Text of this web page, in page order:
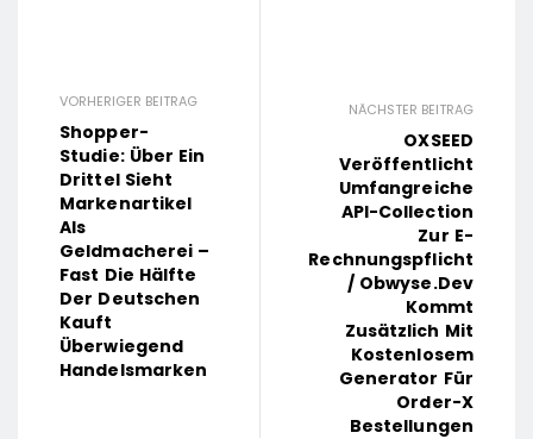
VORHERIGER BEITRAG
Shopper-
Studie: Über Ein
Drittel Sieht
Markenartikel
Als
Geldmacherei –
Fast Die Hälfte
Der Deutschen
Kauft
Überwiegend
Handelsmarken
NÄCHSTER BEITRAG
OXSEED
Veröffentlicht
Umfangreiche
API-Collection
Zur E-
Rechnungspflicht
/ Obwyse.dev
Kommt
Zusätzlich Mit
Kostenlosem
Generator Für
Order-X
Bestellungen